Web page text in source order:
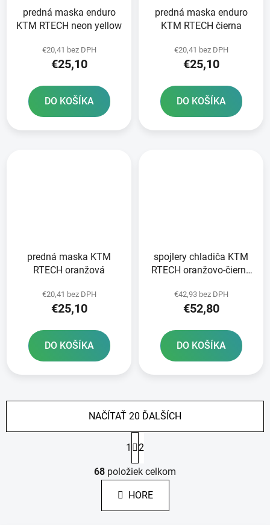
predná maska enduro
KTM RTECH neon yellow
€20,41 bez DPH
€25,10
DO KOŠÍKA
predná maska enduro
KTM RTECH čierna
€20,41 bez DPH
€25,10
DO KOŠÍKA
predná maska KTM
RTECH oranžová
€20,41 bez DPH
€25,10
DO KOŠÍKA
spojlery chladiča KTM
RTECH oranžovo-čierny
€42,93 bez DPH
€52,80
DO KOŠÍKA
O
v
l
á
d
NAČÍTAŤ 20 ĎALŠÍCH
S
t
r
á
n
k
1 2
68 položiek celkom
HORE